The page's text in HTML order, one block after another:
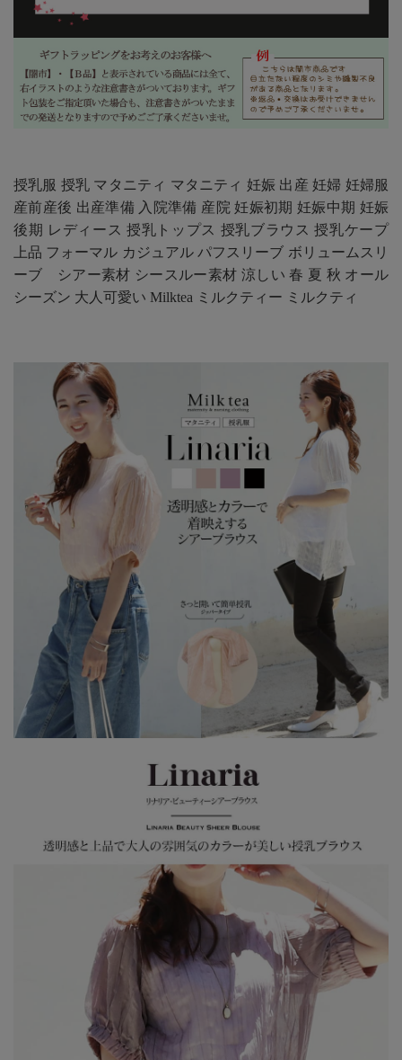
授乳服 授乳 マタニティ マタニティ 妊娠 出産 妊婦 妊婦服
産前産後 出産準備 入院準備 産院 妊娠初期 妊娠中期 妊娠
後期 レディース 授乳トップス 授乳ブラウス 授乳ケープ
上品 フォーマル カジュアル パフスリーブ ボリュームスリ
ーブ シアー素材 シースルー素材 涼しい 春 夏 秋 オール
シーズン 大人可愛い Milktea ミルクティー ミルクティ